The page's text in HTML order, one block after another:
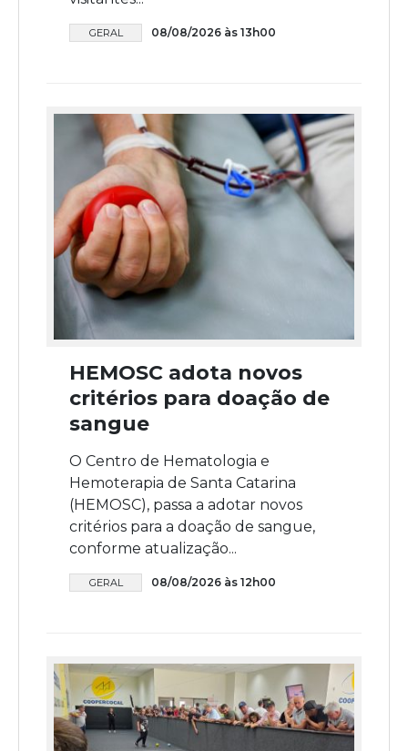
GERAL 08/08/2026 às 13h00
HEMOSC adota novos
critérios para doação de
sangue
O Centro de Hematologia e
Hemoterapia de Santa Catarina
(HEMOSC), passa a adotar novos
critérios para a doação de sangue,
conforme atualização...
GERAL 08/08/2026 às 12h00